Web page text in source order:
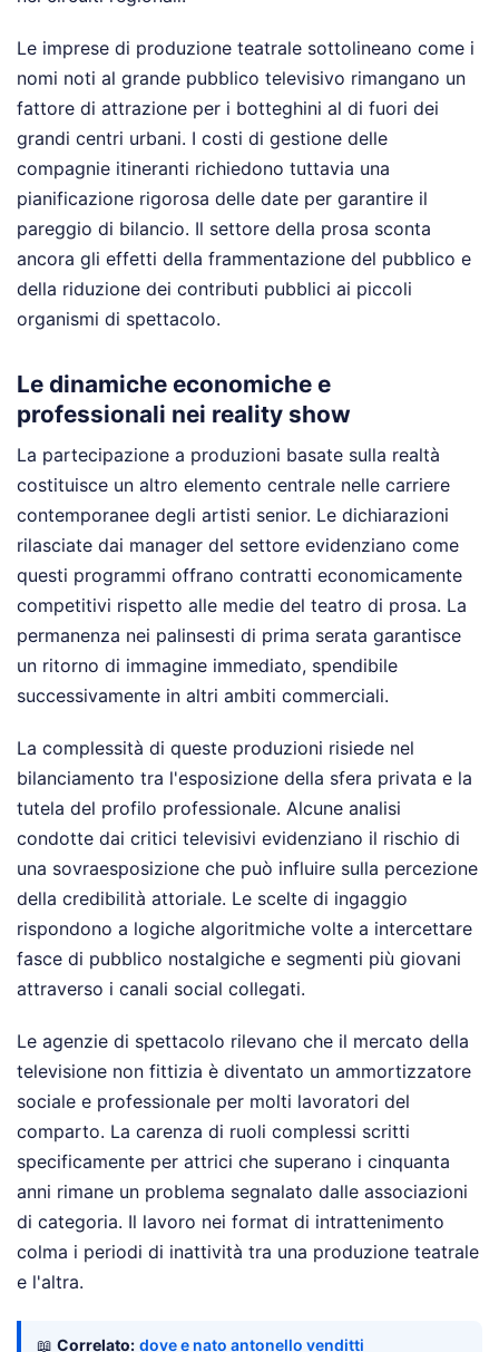
Le imprese di produzione teatrale sottolineano come i
nomi noti al grande pubblico televisivo rimangano un
fattore di attrazione per i botteghini al di fuori dei
grandi centri urbani. I costi di gestione delle
compagnie itineranti richiedono tuttavia una
pianificazione rigorosa delle date per garantire il
pareggio di bilancio. Il settore della prosa sconta
ancora gli effetti della frammentazione del pubblico e
della riduzione dei contributi pubblici ai piccoli
organismi di spettacolo.
Le dinamiche economiche e
professionali nei reality show
La partecipazione a produzioni basate sulla realtà
costituisce un altro elemento centrale nelle carriere
contemporanee degli artisti senior. Le dichiarazioni
rilasciate dai manager del settore evidenziano come
questi programmi offrano contratti economicamente
competitivi rispetto alle medie del teatro di prosa. La
permanenza nei palinsesti di prima serata garantisce
un ritorno di immagine immediato, spendibile
successivamente in altri ambiti commerciali.
La complessità di queste produzioni risiede nel
bilanciamento tra l'esposizione della sfera privata e la
tutela del profilo professionale. Alcune analisi
condotte dai critici televisivi evidenziano il rischio di
una sovraesposizione che può influire sulla percezione
della credibilità attoriale. Le scelte di ingaggio
rispondono a logiche algoritmiche volte a intercettare
fasce di pubblico nostalgiche e segmenti più giovani
attraverso i canali social collegati.
Le agenzie di spettacolo rilevano che il mercato della
televisione non fittizia è diventato un ammortizzatore
sociale e professionale per molti lavoratori del
comparto. La carenza di ruoli complessi scritti
specificamente per attrici che superano i cinquanta
anni rimane un problema segnalato dalle associazioni
di categoria. Il lavoro nei format di intrattenimento
colma i periodi di inattività tra una produzione teatrale
e l'altra.
📖 Correlato: dove e nato antonello venditti